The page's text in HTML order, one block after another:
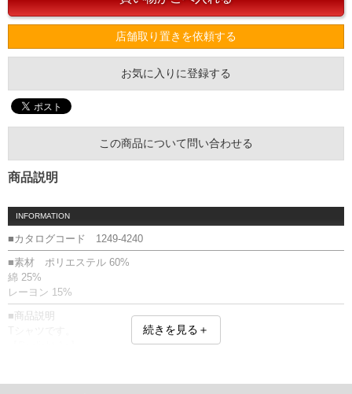
店舗取り置きを依頼する
お気に入りに登録する
この商品について問い合わせる
商品説明
INFORMATION
■カタログコード 1249-4240
■素材 ポリエステル 60%
綿 25%
レーヨン 15%
■商品説明
続きを見る＋